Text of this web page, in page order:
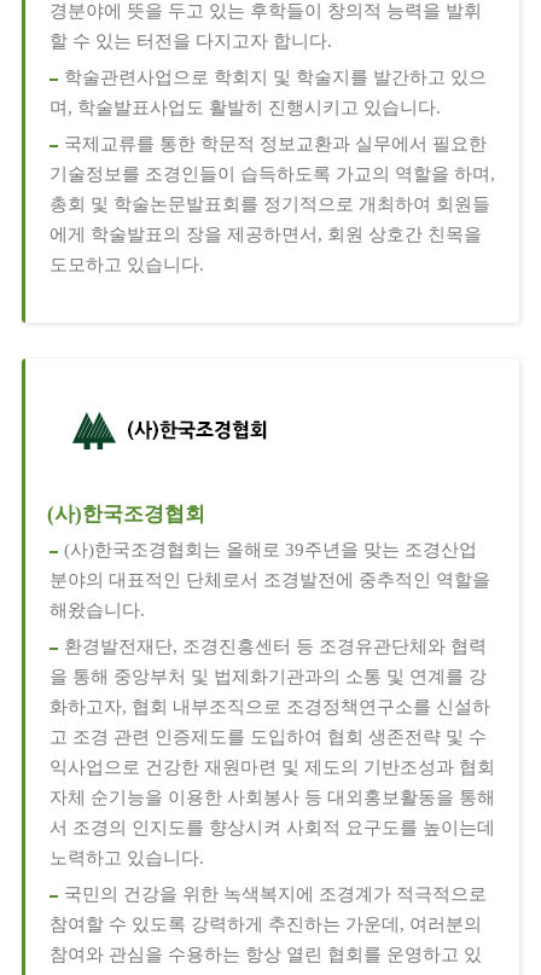
경분야에 뜻을 두고 있는 후학들이 창의적 능력을 발휘
할 수 있는 터전을 다지고자 합니다.
학술관련사업으로 학회지 및 학술지를 발간하고 있으
며, 학술발표사업도 활발히 진행시키고 있습니다.
국제교류를 통한 학문적 정보교환과 실무에서 필요한
기술정보를 조경인들이 습득하도록 가교의 역할을 하며,
총회 및 학술논문발표회를 정기적으로 개최하여 회원들
에게 학술발표의 장을 제공하면서, 회원 상호간 친목을
도모하고 있습니다.
(사)한국조경협회
(사)한국조경협회는 올해로 39주년을 맞는 조경산업
분야의 대표적인 단체로서 조경발전에 중추적인 역할을
해왔습니다.
환경발전재단, 조경진흥센터 등 조경유관단체와 협력
을 통해 중앙부처 및 법제화기관과의 소통 및 연계를 강
화하고자, 협회 내부조직으로 조경정책연구소를 신설하
고 조경 관련 인증제도를 도입하여 협회 생존전략 및 수
익사업으로 건강한 재원마련 및 제도의 기반조성과 협회
자체 순기능을 이용한 사회봉사 등 대외홍보활동을 통해
서 조경의 인지도를 향상시켜 사회적 요구도를 높이는데
노력하고 있습니다.
국민의 건강을 위한 녹색복지에 조경계가 적극적으로
참여할 수 있도록 강력하게 추진하는 가운데, 여러분의
참여와 관심을 수용하는 항상 열린 협회를 운영하고 있